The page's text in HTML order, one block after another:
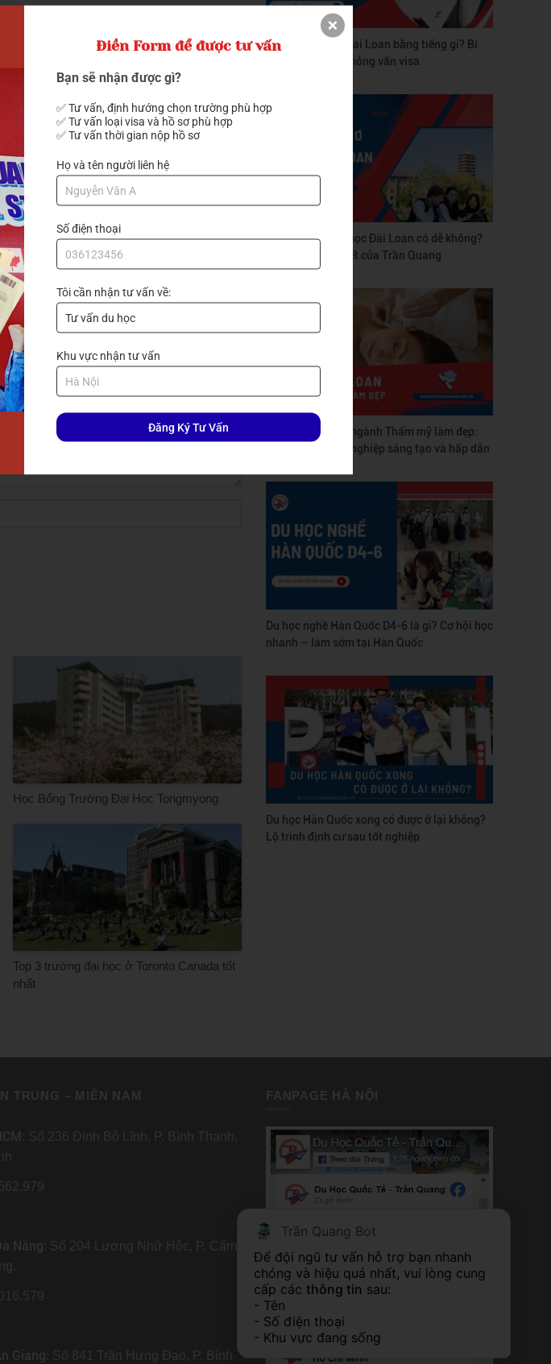
du học Hàn Quốcvà đang tìm hiểu về
được hỗ trợ nhanh chóng và miễn phí
Học Bổng Trường Đại Học Tongmyong
Top 3 trường đại học ở Toronto Canada tốt
nhất
Phỏng vấn visa Đài Loan bằng tiếng gì? Bí
quyết vượt qua phỏng vấn visa
Tự làm hồ sơ du học Đài Loan có dễ không?
Hướng dẫn chi tiết của Trần Quang
Du học Đài Loan ngành Thẩm mỹ làm đẹp:
Con đường nghề nghiệp sáng tạo và hấp dẫn
Du học nghề Hàn Quốc D4-6 là gì? Cơ hội học
nhanh – làm sớm tại Hàn Quốc
Du học Hàn Quốc xong có được ở lại không?
Lộ trình định cư sau tốt nghiệp
TRUNG – MIỀN NAM
: Số 236 Đinh Bộ Lĩnh, P. Bình Thạnh,
Nẵng: Số 204 Lương Nhữ Hộc, P. Cẩm
Giang: Số 841 Trần Hưng Đạo, P. Bình
FANPAGE HÀ NỘI
FANPAGE TP HỒ CHÍ MINH
Điền Form để được tư vấn
Bạn sẽ nhận được gì?
✅ Tư vấn, định hướng chọn trường phù hợp
✅ Tư vấn loại visa và hồ sơ phù hợp
✅ Tư vấn thời gian nộp hồ sơ
Họ và tên người liên hệ
Số điện thoại
Tôi cần nhận tư vấn về:
Khu vực nhận tư vấn
Đăng Ký Tư Vấn
Trần Quang Bot
Để đội ngũ tư vấn hỗ trợ bạn nhanh
chóng và hiệu quả nhất, vui lòng cung
cấp các thông tin sau:
- Tên
- Số điện thoại
- Khu vực đang sống